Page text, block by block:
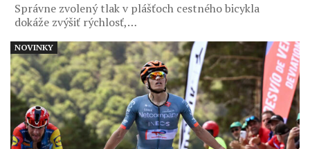
Správne zvolený tlak v plášťoch cestného bicykla
dokáže zvýšiť rýchlosť,…
NOVINKY